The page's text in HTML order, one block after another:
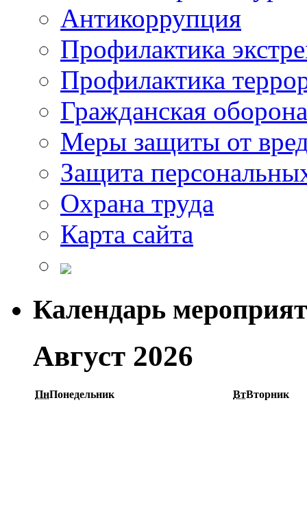
Антикоррупция
Профилактика
Профилактика
Гражданская оборона
Меры защиты от
Защита
Охрана труда
Карта сайта
Календарь
Август 2026
ПнПонедельник ВтВторник